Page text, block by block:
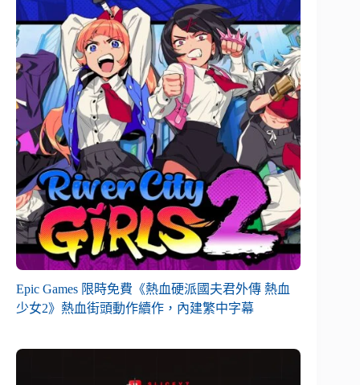
Epic Games 限時免費《熱血硬派國夫君外傳 熱血
少女2》熱血街頭動作續作，內建繁中字幕